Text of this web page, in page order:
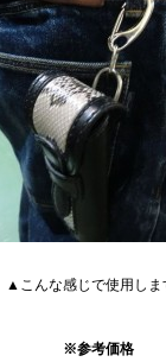
▲こんな感じで使用しま
※参考価格